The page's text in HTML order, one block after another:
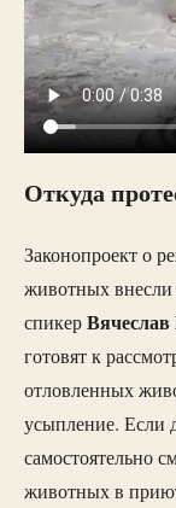
Откуда
Законопроект о
животных внесли
спикер
готовят к
отловленных
усыпление. Если
самостоятельно
животных в